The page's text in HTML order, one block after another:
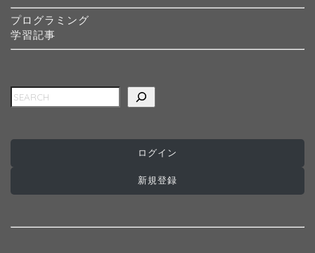
プログラミング
学習記事
検索
ログイン
新規登録
ール